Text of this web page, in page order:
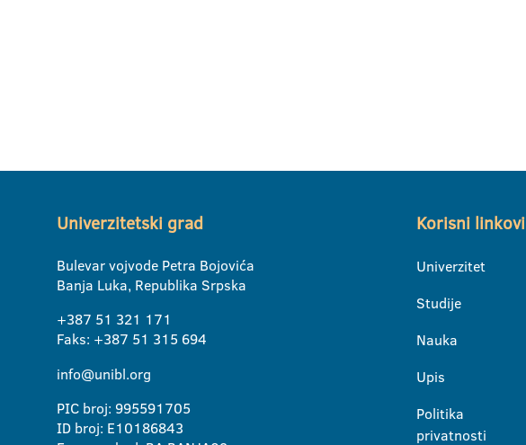
Univerzitetski grad
Bulevar vojvode Petra Bojovića
Banja Luka, Republika Srpska
+387 51 321 171
Faks: +387 51 315 694
info@unibl.org
PIC broj: 995591705
ID broj: E10186843
Korisni linkovi
Univerzitet
Studije
Nauka
Upis
Politika
privatnosti